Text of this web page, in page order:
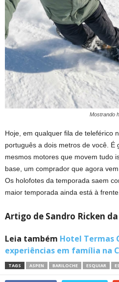
Mostrando
Hoje, em qualquer fila de teleférico
português a dois metros de você. É
mesmos motores que movem tudo
base, um comprador que agora
Os holofotes da temporada saem
maior temporada ainda está à frente.
Artigo de Sandro Ricken
Leia também Hotel Termas
experiências em família na
TAGS ASPEN BARILOCHE ESQUIAR